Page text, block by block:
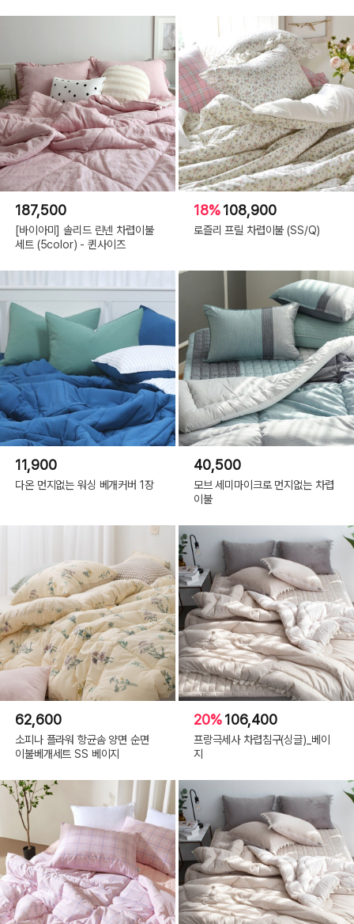
187,500
[바이아미] 솔리드 린넨 차렵이불
세트 (5color) - 퀸사이즈
18%108,900
로즐리 프릴 차렵이불 (SS/Q)
11,900
다온 먼지없는 워싱 베개커버 1장
40,500
모브 세미마이크로 먼지없는 차렵
이불
62,600
소피나 플라워 항균솜 양면 순면
이불베개세트 SS 베이지
20%106,400
프랑극세사 차렵침구(싱글)_베이
지